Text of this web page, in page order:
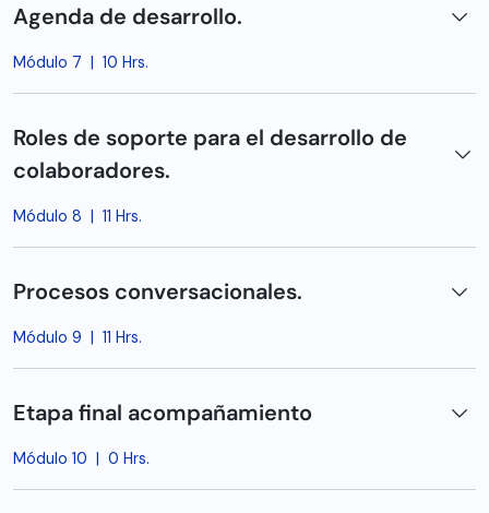
Agenda de desarrollo.
Módulo 7 | 10 Hrs.
Roles de soporte para el desarrollo de
colaboradores.
Módulo 8 | 11 Hrs.
Procesos conversacionales.
Módulo 9 | 11 Hrs.
Etapa final acompañamiento
Módulo 10 | 0 Hrs.